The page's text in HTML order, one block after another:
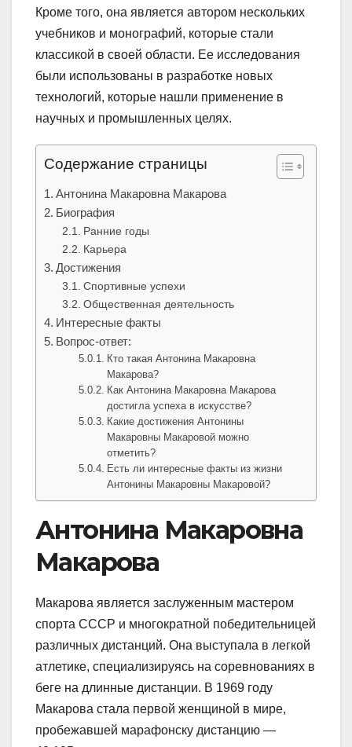
Кроме того, она является автором нескольких
учебников и монографий, которые стали
классикой в своей области. Ее исследования
были использованы в разработке новых
технологий, которые нашли применение в
научных и промышленных целях.
Содержание страницы
Антонина Макаровна Макарова
Биография
Ранние годы
Карьера
Достижения
Спортивные успехи
Общественная деятельность
Интересные факты
Вопрос-ответ:
Кто такая Антонина Макаровна
Макарова?
Как Антонина Макаровна Макарова
достигла успеха в искусстве?
Какие достижения Антонины
Макаровны Макаровой можно
отметить?
Есть ли интересные факты из жизни
Антонины Макаровны Макаровой?
Антонина Макаровна
Макарова
Макарова является заслуженным мастером
спорта СССР и многократной победительницей
различных дистанций. Она выступала в легкой
атлетике, специализируясь на соревнованиях в
беге на длинные дистанции. В 1969 году
Макарова стала первой женщиной в мире,
пробежавшей марафонску дистанцию —